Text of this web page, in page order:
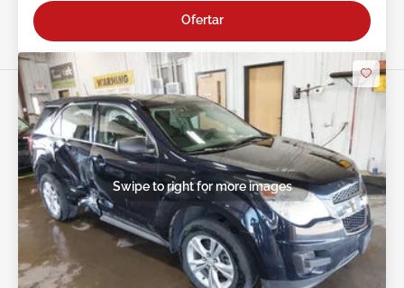
Ofertar
Swipe to right for more images